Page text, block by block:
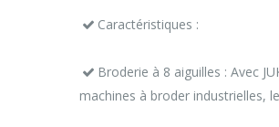
Caractéristiques :
Broderie à 8 aiguilles : Avec
machines à broder industrielles,